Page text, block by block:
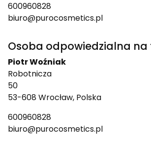
600960828
biuro@purocosmetics.pl
Osoba odpowiedzialna na
Piotr Woźniak
Robotnicza
50
53-608 Wrocław, Polska
600960828
biuro@purocosmetics.pl